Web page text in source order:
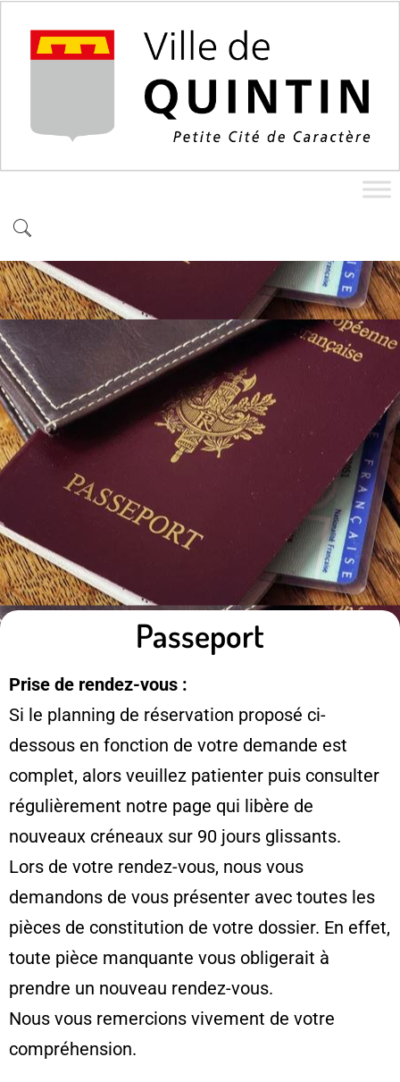
Passeport
Prise de rendez-vous :
Si le planning de réservation proposé ci-
dessous en fonction de votre demande est
complet, alors veuillez patienter puis consulter
régulièrement notre page qui libère de
nouveaux créneaux sur 90 jours glissants.
Lors de votre rendez-vous, nous vous
demandons de vous présenter avec toutes les
pièces de constitution de votre dossier. En effet,
toute pièce manquante vous obligerait à
prendre un nouveau rendez-vous.
Nous vous remercions vivement de votre
compréhension.